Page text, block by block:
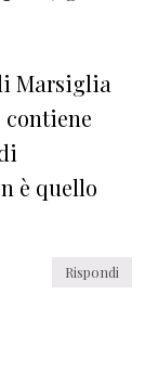
Marsiglia
è quello
Rispondi